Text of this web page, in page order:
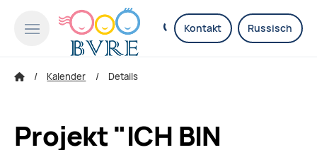
Kontakt Russisch
Kalender Details
Projekt "ICH BIN